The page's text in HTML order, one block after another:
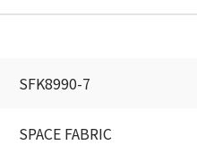
SFK8990-7
SPACE FABRIC